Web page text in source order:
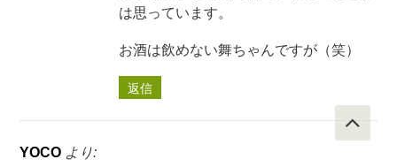
は思っています。
お酒は飲めない舞ちゃんですが（笑）
返信
YOCO より: